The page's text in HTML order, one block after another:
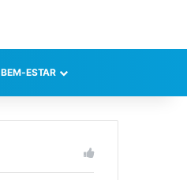
BEM-ESTAR